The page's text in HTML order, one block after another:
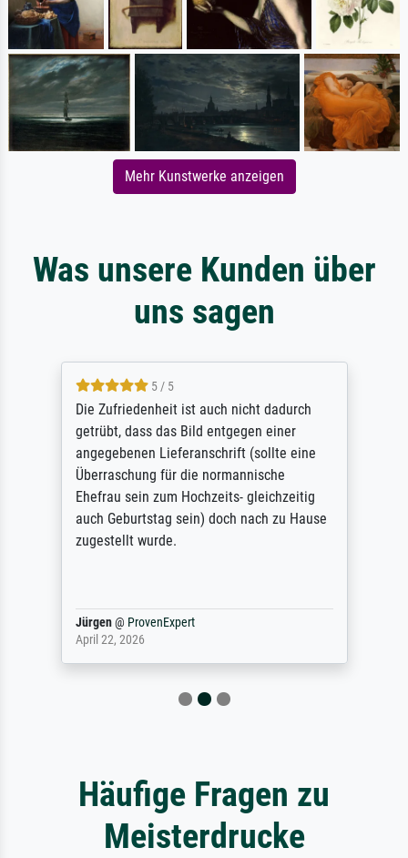
Mehr Kunstwerke anzeigen
Was unsere Kunden über
uns sagen
5 / 5
Die Zufriedenheit ist auch nicht dadurch
getrübt, dass das Bild entgegen einer
angegebenen Lieferanschrift (sollte eine
Überraschung für die normannische
Ehefrau sein zum Hochzeits- gleichzeitig
auch Geburtstag sein) doch nach zu Hause
zugestellt wurde.
Jürgen@ ProvenExpert
April 22, 2026
Häufige Fragen zu
Meisterdrucke